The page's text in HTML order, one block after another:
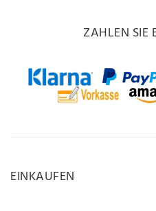
ZAHLEN SIE
EINKAUFEN